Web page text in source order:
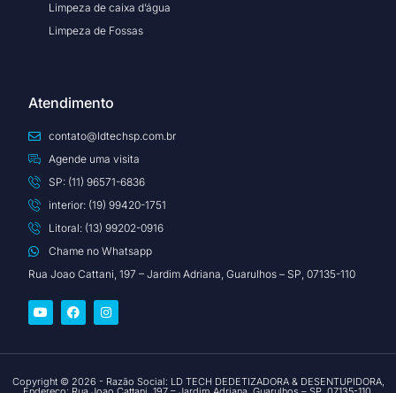
Limpeza de caixa d’água
Limpeza de Fossas
Atendimento
contato@ldtechsp.com.br
Agende uma visita
SP: (11) 96571-6836
interior: (19) 99420-1751
Litoral: (13) 99202-0916
Chame no Whatsapp
Rua Joao Cattani, 197 – Jardim Adriana, Guarulhos – SP, 07135-110
Copyright © 2026 - Razão Social: LD TECH DEDETIZADORA & DESENTUPIDORA,